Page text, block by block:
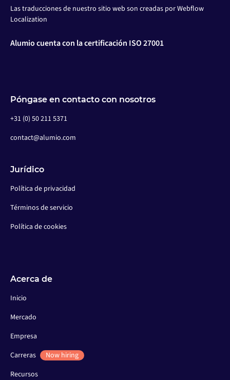
Las traducciones de nuestro sitio web son creadas por Webflow
Localization
Alumio cuenta con la certificación ISO 27001
Póngase en contacto con nosotros
+31 (0) 50 211 5371
contact@alumio.com
Jurídico
Política de privacidad
Términos de servicio
Política de cookies
Acerca de
Inicio
Mercado
Empresa
Carreras
Now hiring
Recursos